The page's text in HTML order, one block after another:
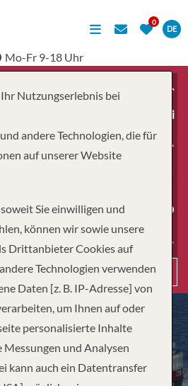
DE
Mo-Fr 9-18 Uhr
Suchen
EXPRESS:
Nutzungserlebnis bei
andere Technologien, die für
auf unserer Website
Sie einwilligen und
können wir sowie unsere
Drittanbieter Cookies auf
Technologien verwenden
Daten [z. B. IP-Adresse] von
um Ihnen auf oder
personalisierte Inhalte
Messungen und Analysen
kann auch ein Datentransfer